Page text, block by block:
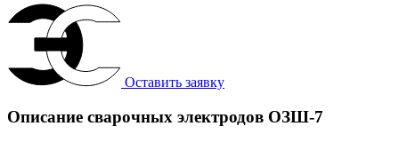
Оставить заявку
Описание сварочных электродов ОЗШ-7